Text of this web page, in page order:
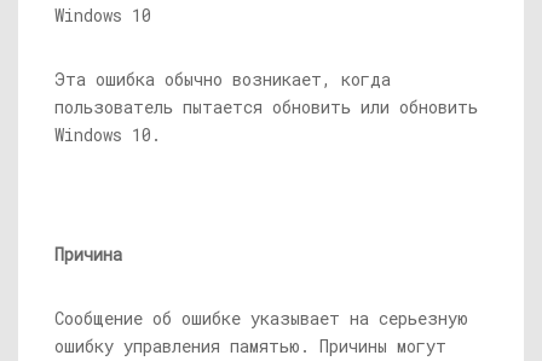
Эта ошибка обычно возникает, когда
пользователь пытается обновить или обновить
Windows 10.
Причина
Сообщение об ошибке указывает на серьезную
ошибку управления памятью. Причины могут